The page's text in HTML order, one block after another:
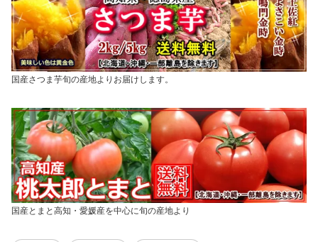
国産さつま芋旬の産地よりお届けします。
国産とまと高知・愛媛産を中心に旬の産地より